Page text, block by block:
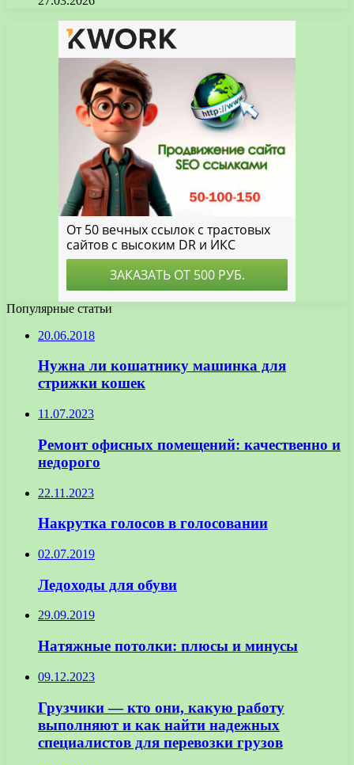
Популярные статьи
20.06.2018
Нужна ли кошатнику машинка для
стрижки кошек
11.07.2023
Ремонт офисных помещений: качественно и
недорого
22.11.2023
Накрутка голосов в голосовании
02.07.2019
Ледоходы для обуви
29.09.2019
Натяжные потолки: плюсы и минусы
09.12.2023
Грузчики — кто они, какую работу
выполняют и как найти надежных
специалистов для перевозки грузов